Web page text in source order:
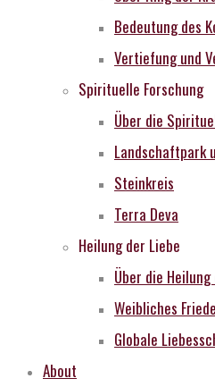
Bedeutung des
Vertiefung und
Spirituelle Forschung
Über die
Landschaftpark
Steinkreis
Terra Deva
Heilung der Liebe
Über die
Weibliches
Globale
About